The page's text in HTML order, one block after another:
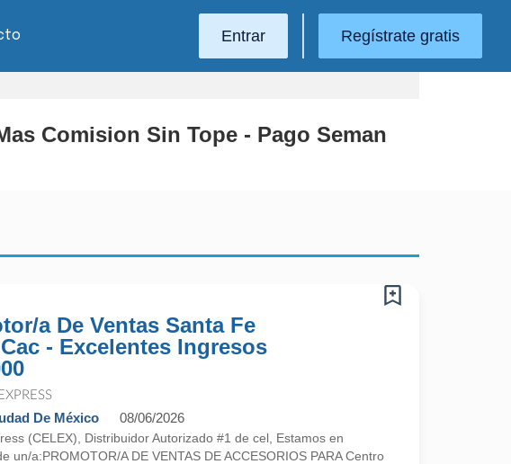
Entrar Regístrate gratis
Comision Sin Tope - Pago Seman
a De Ventas Santa Fe
- Excelentes Ingresos
De México 08/06/2026
(CELEX), Distribuidor Autorizado #1 de cel, Estamos en
un/a:PROMOTOR/A DE VENTAS DE ACCESORIOS PARA Centro